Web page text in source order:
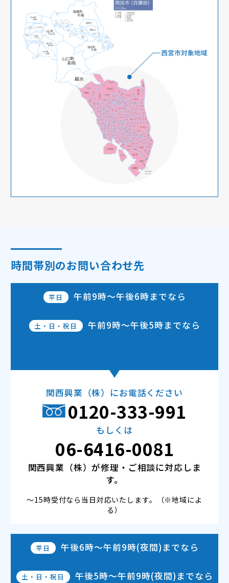
時間帯別のお問い合わせ先
平日 午前9時～午後6時までなら
土・日・祝日 午前9時～午後5時までなら
関西興業（株）にお電話ください
0120-333-991
もしくは
06-6416-0081
関西興業（株）が修理・ご相談に対応しま
す。
～15時受付なら当日対応いたします。（※地域によ
る）
平日 午後6時～午前9時(夜間) までなら
土・日・祝日 午後5時～午前9時(夜間) までなら